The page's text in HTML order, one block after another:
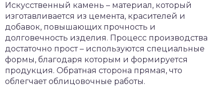
Искусственный камень – материал, который
изготавливается из цемента, красителей и
добавок, повышающих прочность и
долговечность изделия. Процесс производства
достаточно прост – используются специальные
формы, благодаря которым и формируется
продукция. Обратная сторона прямая, что
облегчает облицовочные работы.